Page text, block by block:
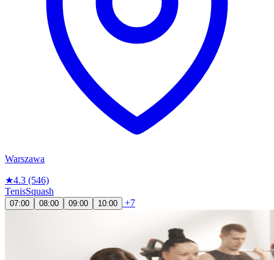
Warszawa
★4.3 (546)
TenisSquash
07:00 08:00 09:00 10:00 +7